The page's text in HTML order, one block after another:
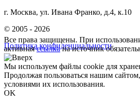
г. Москва, ул. Ивана Франко, д.4, к.10
© 2005 - 2026
Политика конфиденциальности
Все права защищены. При
активнаяссылкана источник
Мы используем файлы cookie для
Продолжая пользоваться нашим
условиями их использования.
OK